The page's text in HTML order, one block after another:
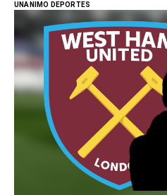
UNANIMO DEPORTES